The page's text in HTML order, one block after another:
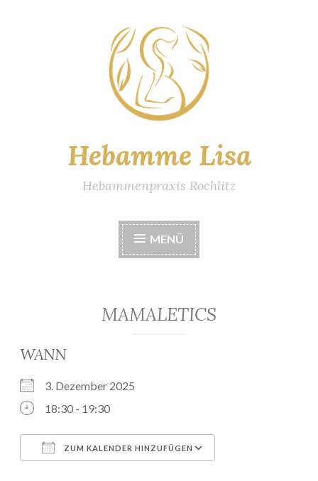
Hebamme Lisa
Hebammenpraxis Rochlitz
MENÜ
MAMALETICS
WANN
3. Dezember 2025
18:30 - 19:30
ZUM KALENDER HINZUFÜGEN